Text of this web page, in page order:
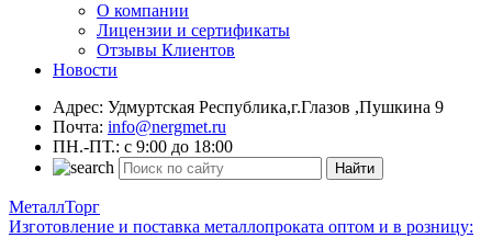
О компании
Лицензии и сертификаты
Отзывы Клиентов
Новости
Адрес: Удмуртская Республика,г.Глазов ,Пушкина 9
Почта: info@nergmet.ru
ПН.-ПТ.: с 9:00 до 18:00
Найти
МеталлТорг
Изготовление и поставка металлопроката оптом и в розницу: